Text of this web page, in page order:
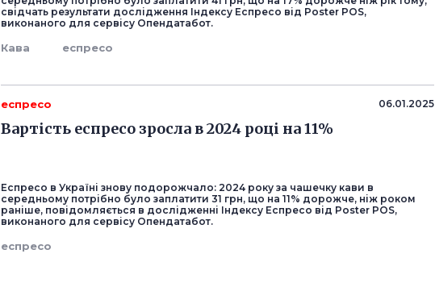
свідчать результати дослідження Індексу Еспресо від Poster POS,
виконаного для сервісу Опендатабот.
Кава еспресо
еспресо 06.01.2025
Вартість еспресо зросла в 2024 році на 11%
Еспресо в Україні знову подорожчало: 2024 року за чашечку кави в
середньому потрібно було заплатити 31 грн, що на 11% дорожче, ніж роком
раніше, повідомляється в дослідженні Індексу Еспресо від Poster POS,
виконаного для сервісу Опендатабот.
еспресо